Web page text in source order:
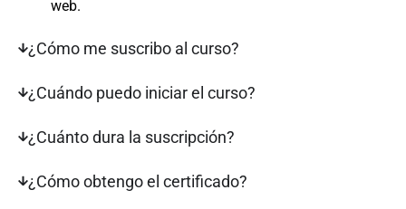
web.
¿Cómo me suscribo al curso?
¿Cuándo puedo iniciar el curso?
¿Cuánto dura la suscripción?
¿Cómo obtengo el certificado?